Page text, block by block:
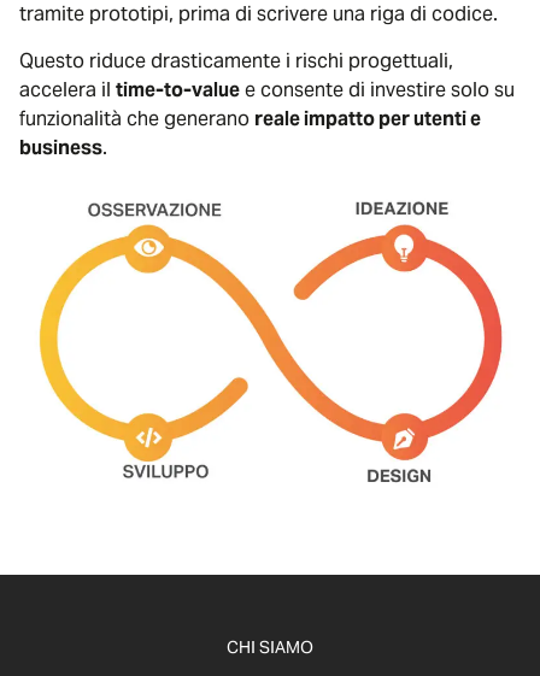
tramite prototipi, prima di scrivere una riga di codice.
Questo riduce drasticamente i rischi progettuali,
accelera il time-to-valuee consente di investire solo su
funzionalità che generano reale impatto per utenti e
business.
CHI SIAMO